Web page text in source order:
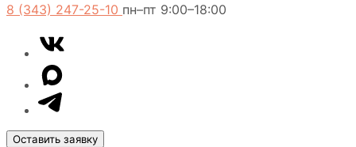
8 (343) 247-25-10 пн–пт 9:00–18:00
VK
Telegram
MAX
Оставить заявку